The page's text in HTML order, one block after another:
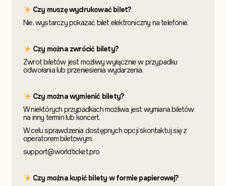
Czy muszę wydrukować bilet?
Nie, wystarczy pokazać bilet elektroniczny na telefonie.
Czy można zwrócić bilety?
Zwrot biletów jest możliwy wyłącznie w przypadku
odwołania lub przeniesienia wydarzenia.
Czy można wymienić bilety?
W niektórych przypadkach możliwa jest wymiana biletów
na inny terminlub koncert.
W celu sprawdzenia dostępnych opcji skontaktujsię z
operatorem biletowym:
support@worldticket.pro
Czy można kupić bilety w formie papierowej?